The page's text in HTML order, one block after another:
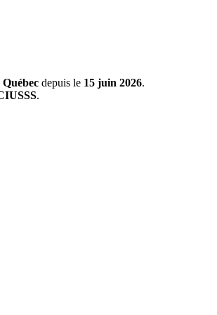
Québec depuis le 15 juin 2026.
.